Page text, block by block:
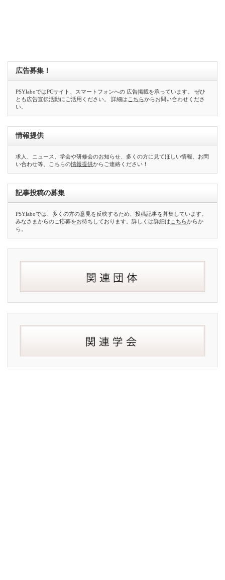
広告募集！
PSYlaboではPCサイト、スマートフォンへの 広告掲載を承っています。 ぜひ
とも広告宣伝活動にご活用ください。 詳細は こちらからお問い合わせくださ
い。
情報提供
求人、ニュース、学会や研修会のお知らせ、多くの方に見てほしい情報、お問
い合わせ等、こちらの情報提供からご連絡ください！
記事投稿の募集
PSYlaboでは、多くの方の意見を反映するため、投稿記事を募集しています。
みなさまからのご応募をお待ちしております。詳しくは詳細は こちらからか
ら。